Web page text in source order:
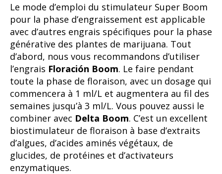
Le mode d’emploi du stimulateur Super Boom
pour la phase d’engraissement est applicable
avec d’autres engrais spécifiques pour la phase
générative des plantes de marijuana. Tout
d’abord, nous vous recommandons d’utiliser
l’engrais Floración Boom. Le faire pendant
toute la phase de floraison, avec un dosage qui
commencera à 1 ml/L et augmentera au fil des
semaines jusqu’à 3 ml/L. Vous pouvez aussi le
combiner avec Delta Boom. C’est un excellent
biostimulateur de floraison à base d’extraits
d’algues, d’acides aminés végétaux, de
glucides, de protéines et d’activateurs
enzymatiques.